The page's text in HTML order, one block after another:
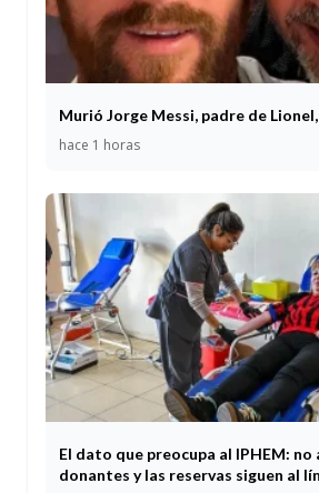
Murió Jorge Messi, padre de
hace 1 horas
El dato que preocupa al IPHEM: no
donantes y las reservas siguen al